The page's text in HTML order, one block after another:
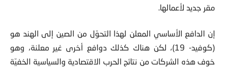
مقر جديد لأعمالها.
إن الدافع الأساسي المعلن لهذا التحوّل من الصين إلى الهند هو
(كوفيد- 19)، لكن هناك كذلك دوافع أخرى غير معلنة، وهو
خوف هذه الشركات من نتائج الحرب الاقتصادية والسياسية الخفيّة